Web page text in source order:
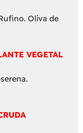
Oliva de
VEGETAL